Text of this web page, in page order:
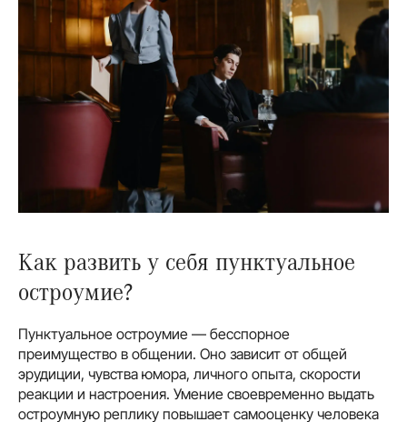
Как развить у себя пунктуальное
остроумие?
Пунктуальное остроумие — бесспорное
преимущество в общении. Оно зависит от общей
эрудиции, чувства юмора, личного опыта, скорости
реакции и настроения. Умение своевременно выдать
остроумную реплику повышает самооценку человека